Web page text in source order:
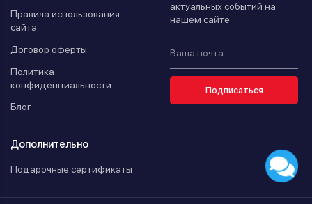
Правила использования
сайта
Договор оферты
Политика
конфиденциальности
Блог
Дополнительно
Подарочные сертификаты
актуальных событий на
нашем сайте
Подписаться